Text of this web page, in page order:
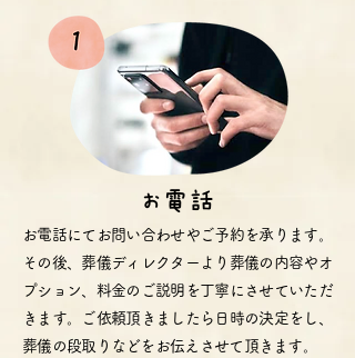
お電話
お電話にてお問い合わせやご予約を承ります。
その後、葬儀ディレクターより葬儀の内容やオ
プション、料金のご説明を丁寧にさせていただ
きます。ご依頼頂きましたら日時の決定をし、
葬儀の段取りなどをお伝えさせて頂きます。